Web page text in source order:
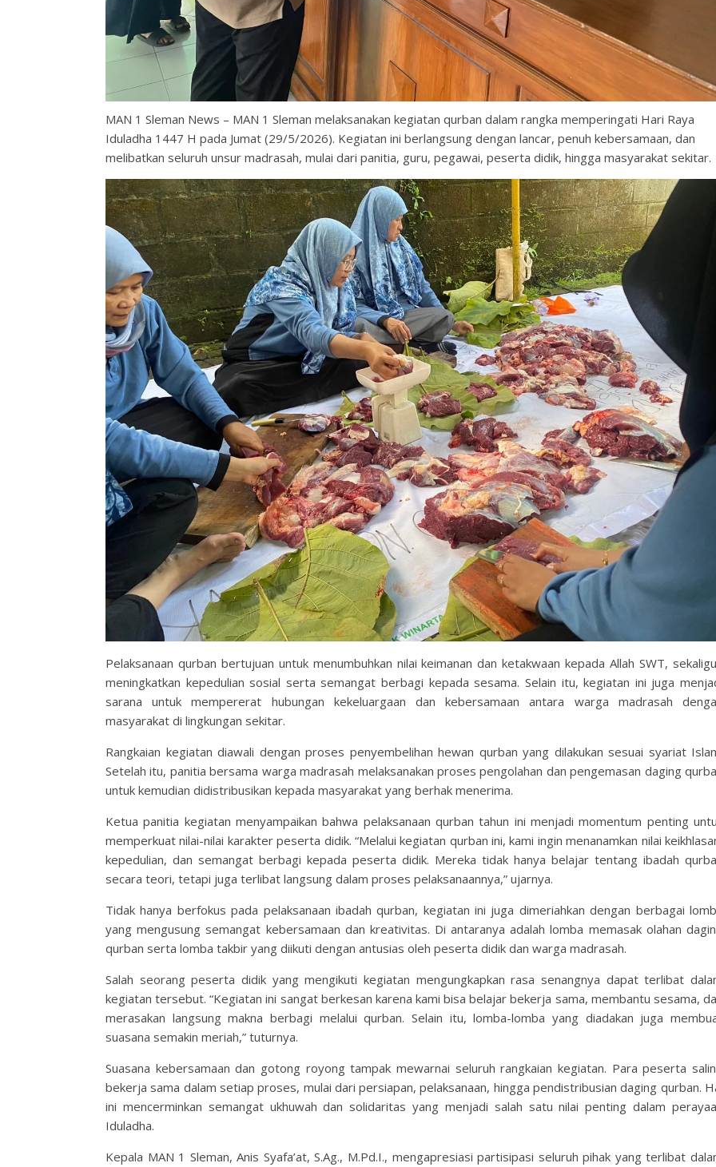
MAN 1 Sleman News – MAN 1 Sleman melaksanakan kegiatan qurban dalam rangka memperingati Hari Raya
Iduladha 1447 H pada Jumat (29/5/2026). Kegiatan ini berlangsung dengan lancar, penuh kebersamaan, dan
melibatkan seluruh unsur madrasah, mulai dari panitia, guru, pegawai, peserta didik, hingga masyarakat sekitar.
Pelaksanaan qurban bertujuan untuk menumbuhkan nilai keimanan dan ketakwaan kepada Allah SWT,
meningkatkan kepedulian sosial serta semangat berbagi kepada sesama. Selain itu, kegiatan ini juga
sarana untuk mempererat hubungan kekeluargaan dan kebersamaan antara warga madrasah
masyarakat di lingkungan sekitar.
Rangkaian kegiatan diawali dengan proses penyembelihan hewan qurban yang dilakukan sesuai syariat
Setelah itu, panitia bersama warga madrasah melaksanakan proses pengolahan dan pengemasan daging
untuk kemudian didistribusikan kepada masyarakat yang berhak menerima.
Ketua panitia kegiatan menyampaikan bahwa pelaksanaan qurban tahun ini menjadi momentum penting
memperkuat nilai-nilai karakter peserta didik. “Melalui kegiatan qurban ini, kami ingin menanamkan nilai
kepedulian, dan semangat berbagi kepada peserta didik. Mereka tidak hanya belajar tentang ibadah
secara teori, tetapi juga terlibat langsung dalam proses pelaksanaannya,” ujarnya.
Tidak hanya berfokus pada pelaksanaan ibadah qurban, kegiatan ini juga dimeriahkan dengan berbagai
yang mengusung semangat kebersamaan dan kreativitas. Di antaranya adalah lomba memasak olahan
qurban serta lomba takbir yang diikuti dengan antusias oleh peserta didik dan warga madrasah.
Salah seorang peserta didik yang mengikuti kegiatan mengungkapkan rasa senangnya dapat terlibat
kegiatan tersebut. “Kegiatan ini sangat berkesan karena kami bisa belajar bekerja sama, membantu sesama,
merasakan langsung makna berbagi melalui qurban. Selain itu, lomba-lomba yang diadakan juga
suasana semakin meriah,” tuturnya.
Suasana kebersamaan dan gotong royong tampak mewarnai seluruh rangkaian kegiatan. Para peserta
bekerja sama dalam setiap proses, mulai dari persiapan, pelaksanaan, hingga pendistribusian daging qurban.
ini mencerminkan semangat ukhuwah dan solidaritas yang menjadi salah satu nilai penting dalam
Iduladha.
Kepala MAN 1 Sleman, Anis Syafa’at, S.Ag., M.Pd.I., mengapresiasi partisipasi seluruh pihak yang terlibat